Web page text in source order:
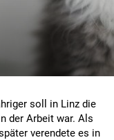
soll in Linz die
der Arbeit war. Als
verendete es in